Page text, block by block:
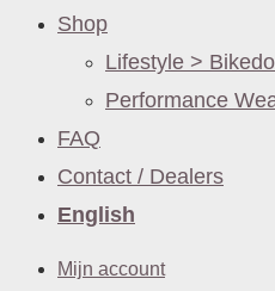
Shop
Lifestyle >
Performance
FAQ
Contact / Dealers
English
Mijn account